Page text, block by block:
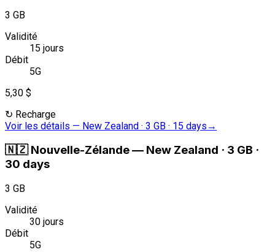
3 GB
Validité
15 jours
Débit
5G
5,30 $
↻ Recharge
Voir les détails — New Zealand · 3 GB · 15 days →
🇳🇿 Nouvelle-Zélande— New Zealand · 3 GB ·
30 days
3 GB
Validité
30 jours
Débit
5G